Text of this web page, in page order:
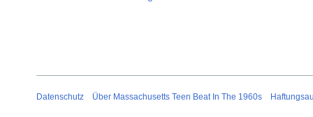
Datenschutz Über Massachusetts Teen Beat In The 1960s